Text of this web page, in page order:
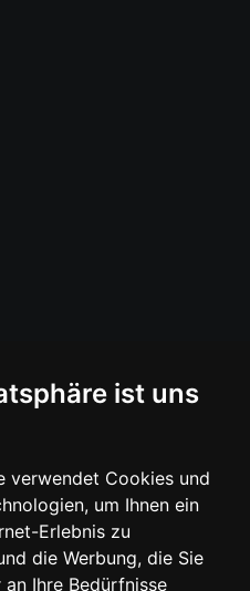
ist uns
verwendet Cookies und
um Ihnen ein
Erlebnis zu
die Werbung, die Sie
an Ihre Bedürfnisse
knattern golf v tiptronic probleme
automatikgetriebe macht
vw golf 3 automatik geräusche
golf 3 gerÄusche